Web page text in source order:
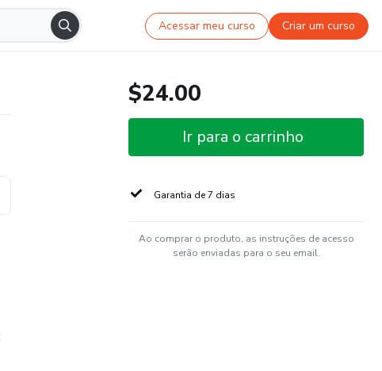
Acessar meu curso Criar um curso
$24.00
Ir para o carrinho
Garantia de 7 dias
Ao comprar o produto, as instruções de acesso
serão enviadas para o seu email.